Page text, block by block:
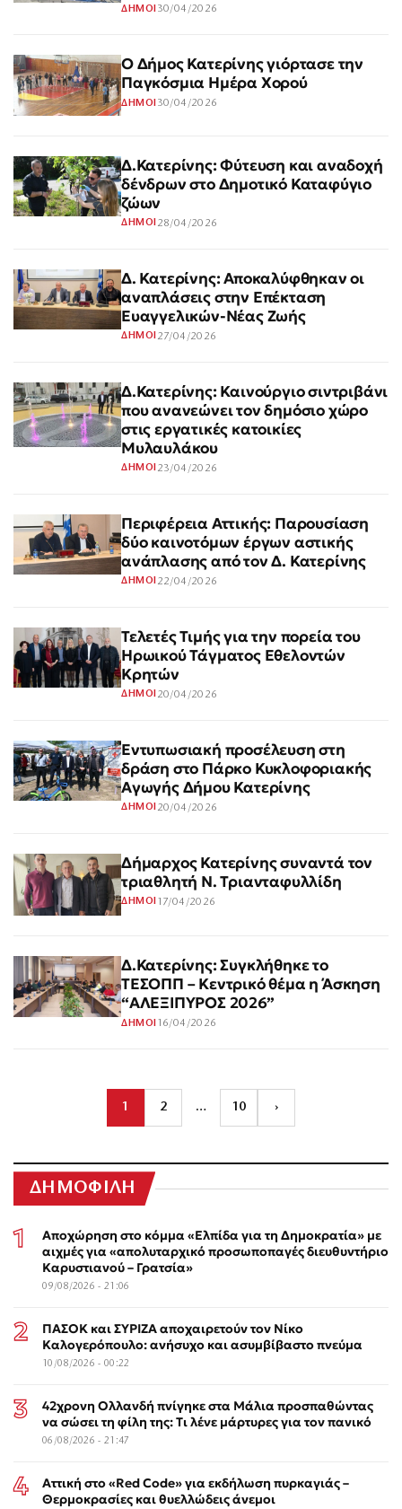
ΔΗΜΟΙ 30/04/2026
Ο Δήμος Κατερίνης γιόρτασε την
Παγκόσμια Ημέρα Χορού
ΔΗΜΟΙ 30/04/2026
Δ.Κατερίνης: Φύτευση και αναδοχή
δένδρων στο Δημοτικό Καταφύγιο
ζώων
ΔΗΜΟΙ28/04/2026
Δ. Κατερίνης: Αποκαλύφθηκαν οι
αναπλάσεις στην Επέκταση
Ευαγγελικών-Νέας Ζωής
ΔΗΜΟΙ27/04/2026
Δ.Κατερίνης: Καινούργιο σιντριβάνι
που ανανεώνει τον δημόσιο χώρο
στις εργατικές κατοικίες
Μυλαυλάκου
ΔΗΜΟΙ23/04/2026
Περιφέρεια Αττικής: Παρουσίαση
δύο καινοτόμων έργων αστικής
ανάπλασης από τον Δ. Κατερίνης
ΔΗΜΟΙ22/04/2026
Τελετές Τιμής για την πορεία του
Ηρωικού Τάγματος Εθελοντών
Κρητών
ΔΗΜΟΙ20/04/2026
Εντυπωσιακή προσέλευση στη
δράση στο Πάρκο Κυκλοφοριακής
Αγωγής Δήμου Κατερίνης
ΔΗΜΟΙ20/04/2026
Δήμαρχος Κατερίνης συναντά τον
τριαθλητή Ν. Τριανταφυλλίδη
ΔΗΜΟΙ17/04/2026
Δ.Κατερίνης: Συγκλήθηκε το
ΤΕΣΟΠΠ – Κεντρικό θέμα η Άσκηση
“ΑΛΕΞΙΠΥΡΟΣ 2026”
ΔΗΜΟΙ 16/04/2026
1 2 … 10 ›
ΔΗΜΟΦΙΛΗ
Αποχώρηση στο κόμμα «Ελπίδα για τη Δημοκρατία» με
αιχμές για «απολυταρχικό προσωποπαγές διευθυντήριο
Καρυστιανού – Γρατσία»
09/08/2026 - 21:06
ΠΑΣΟΚ και ΣΥΡΙΖΑ αποχαιρετούν τον Νίκο
Καλογερόπουλο: ανήσυχο και ασυμβίβαστο πνεύμα
10/08/2026 - 00:22
42χρονη Ολλανδή πνίγηκε στα Μάλια προσπαθώντας
να σώσει τη φίλη της: Τι λένε μάρτυρες για τον πανικό
06/08/2026 - 21:47
Αττική στο «Red Code» για εκδήλωση πυρκαγιάς –
Θερμοκρασίες και θυελλώδεις άνεμοι